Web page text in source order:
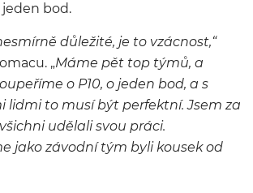
jeden bod.
důležité, je to vzácnost,“
„Máme pět top týmů, a
o P10, o jeden bod, a s
lidmi to musí být perfektní. Jsem za
udělali svou práci.
jako závodní tým byli kousek od